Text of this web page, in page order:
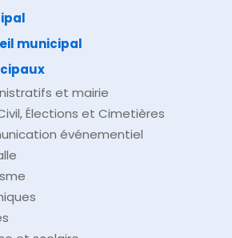
municipal
et mairie
Élections et Cimetières
événementiel